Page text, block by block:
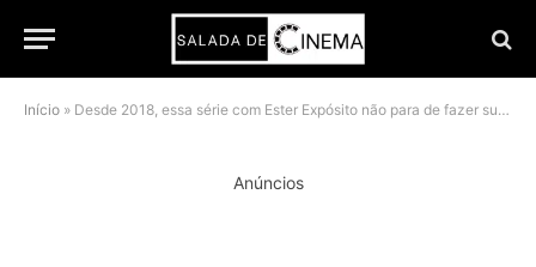
Início » Desde 2018, essa série com Ester Expósito não para de fazer sucesso na Netflix
Anúncios